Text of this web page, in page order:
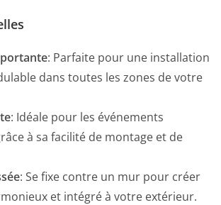
: Parfaite pour une installation
dans toutes les zones de votre
: Idéale pour les événements
à sa facilité de montage et de
: Se fixe contre un mur pour créer
et intégré à votre extérieur.